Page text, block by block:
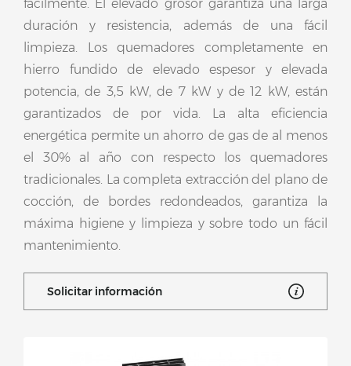
fácilmente. El elevado grosor garantiza una larga
duración y resistencia, además de una fácil
limpieza. Los quemadores completamente en
hierro fundido de elevado espesor y elevada
potencia, de 3,5 kW, de 7 kW y de 12 kW, están
garantizados de por vida. La alta eficiencia
energética permite un ahorro de gas de al menos
el 30% al año con respecto los quemadores
tradicionales. La completa extracción del plano de
cocción, de bordes redondeados, garantiza la
máxima higiene y limpieza y sobre todo un fácil
mantenimiento.
Solicitar información